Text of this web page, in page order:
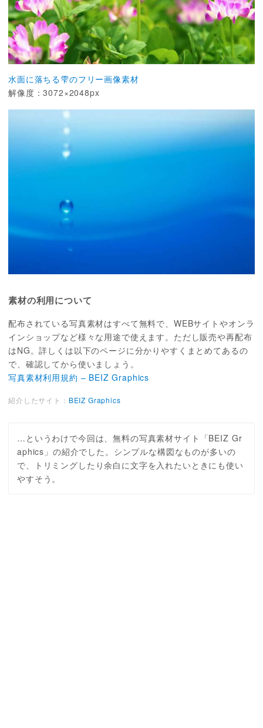
水面に落ちる雫のフリー画像素材
解像度：3072×2048px
素材の利用について
配布されている写真素材はすべて無料で、WEBサイトやオンラ
インショップなど様々な用途で使えます。ただし販売や再配布
はNG。詳しくは以下のページに分かりやすくまとめてあるの
で、確認してから使いましょう。
写真素材利用規約 – BEIZ Graphics
紹介したサイト： BEIZ Graphics
…というわけで今回は、無料の写真素材サイト「BEIZ Gr
aphics」の紹介でした。シンプルな構図なものが多いの
で、トリミングしたり余白に文字を入れたいときにも使い
やすそう。